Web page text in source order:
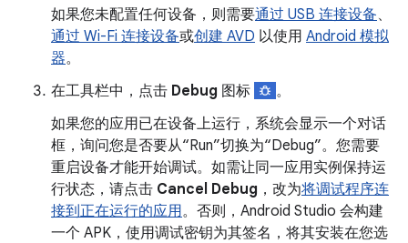
如果您未配置任何设备，则需要通过 USB 连接设备、
通过 Wi-Fi 连接设备或创建 AVD 以使用 Android 模拟
器。
在工具栏中，点击 Debug 图标
。
如果您的应用已在设备上运行，系统会显示一个对话
框，询问您是否要从“Run”切换为“Debug”。您需要
重启设备才能开始调试。如需让同一应用实例保持运
行状态，请点击 Cancel Debug ，改为将调试程序连
接到正在运行的应用。否则，Android Studio 会构建
一个 APK，使用调试密钥为其签名，将其安装在您选